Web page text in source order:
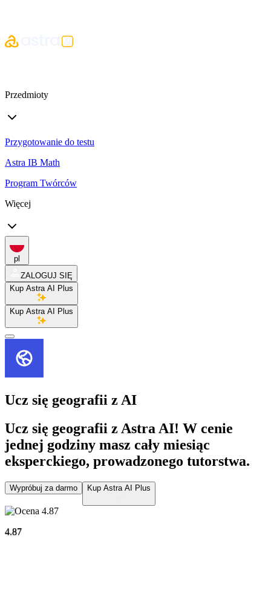
Przedmioty
Przygotowanie do testu
Astra IB Math
Program Twórców
Więcej
pl
ZALOGUJ SIĘ
Kup Astra AI Plus
Kup Astra AI Plus
Ucz się geografii z AI
Ucz się geografii z Astra AI! W cenie
jednej godziny masz cały miesiąc
eksperckiego, prowadzonego tutorstwa.
Wypróbuj za darmo Kup Astra AI Plus
4.87